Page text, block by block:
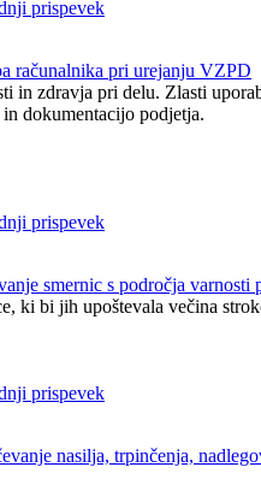
računalnika pri urejanju VZPD
in zdravja pri delu. Zlasti
dokumentacijo podjetja.
smernic s področja varnosti
ki bi jih upoštevala večina
nasilja, trpinčenja,